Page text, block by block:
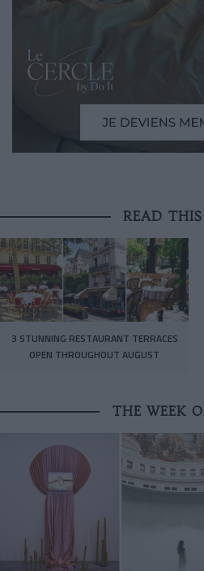
READ
3 STUNNING RESTAURANT TERRACES
OPEN THROUGHOUT AUGUST
THE WEEK